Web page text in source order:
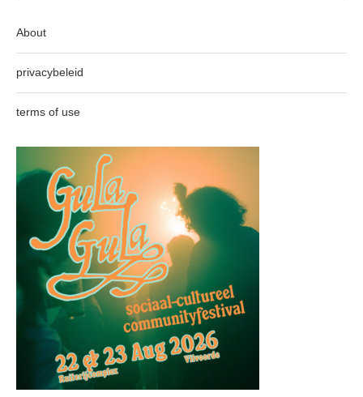
About
privacybeleid
terms of use